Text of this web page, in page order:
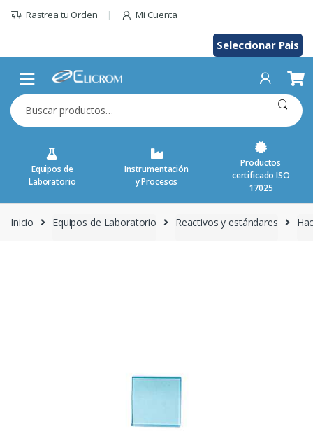
Rastrea tu Orden Mi Cuenta
Seleccionar Pais
Buscar
por:
Equipos de
Laboratorio
Instrumentación
y Procesos
Productos
certificado ISO
17025
Inicio Equipos de Laboratorio Reactivos y estándares